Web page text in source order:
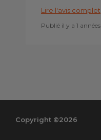
Lire l'avis complet
Publié il y a 1 années
Copyright ©2026